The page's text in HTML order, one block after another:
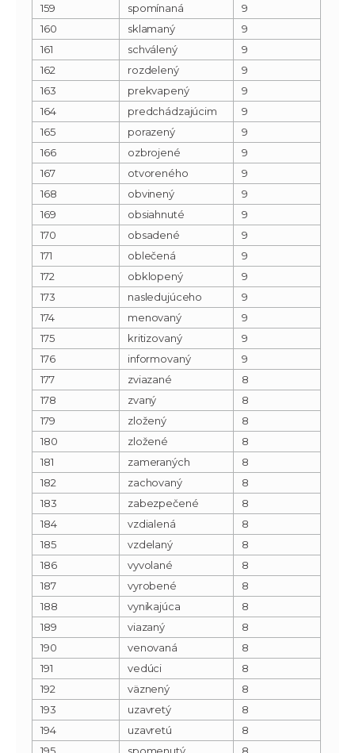
159
spomínaná
9
160
sklamaný
9
161
schválený
9
162
rozdelený
9
163
prekvapený
9
164
predchádzajúcim
9
165
porazený
9
166
ozbrojené
9
167
otvoreného
9
168
obvinený
9
169
obsiahnuté
9
170
obsadené
9
171
oblečená
9
172
obklopený
9
173
nasledujúceho
9
174
menovaný
9
175
kritizovaný
9
176
informovaný
9
177
zviazané
8
178
zvaný
8
179
zložený
8
180
zložené
8
181
zameraných
8
182
zachovaný
8
183
zabezpečené
8
184
vzdialená
8
185
vzdelaný
8
186
vyvolané
8
187
vyrobené
8
188
vynikajúca
8
189
viazaný
8
190
venovaná
8
191
vedúci
8
192
väznený
8
193
uzavretý
8
194
uzavretú
8
195
spomenutý 8